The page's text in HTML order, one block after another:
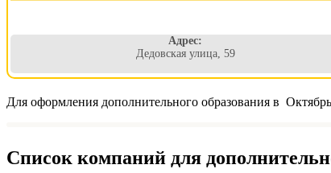
Адрес:
Дедовская улица, 59
Для оформления дополнительного образования в
Список компаний для